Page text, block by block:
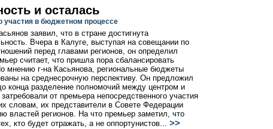
и осталась
участия в бюджетном процессе
заявил, что в стране достигнута
Вчера в Калуге, выступая на совещании по
перед главами регионов, он определил
считает, что пришла пора сбалансировать
мнению г-на Касьянова, региональные бюджеты
на среднесрочную перспективу. Он предложил
конца разделение полномочий между центром и
от премьера непосредственного участия
словам, их представители в Совете Федерации
властей регионов. На что премьер заметил, что
кто будет отражать, а не оппортунистов... >>